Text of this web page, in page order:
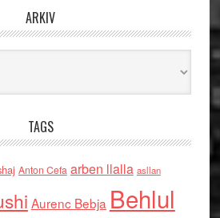
ARKIV
TAGS
Anton Cefa arben llalla asllan
Aurenc Bebja Behlul